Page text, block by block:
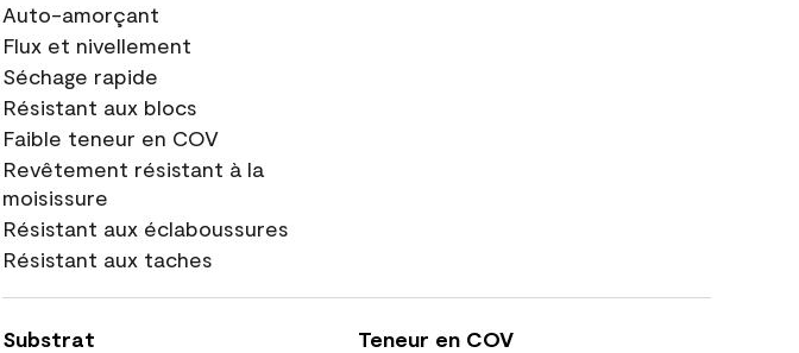
Auto-amorçant
Flux et nivellement
Séchage rapide
Résistant aux blocs
Faible teneur en COV
Revêtement résistant à la
moisissure
Résistant aux éclaboussures
Résistant aux taches
Substrat
Teneur en COV